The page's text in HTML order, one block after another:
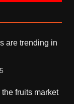
are trending in
fruits market